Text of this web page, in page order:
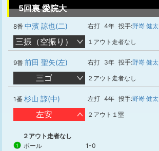
5回裏 愛院大
8番 中濱 諒也(二) 右打 4年 投手:野嵜 健太
三振（空振り） １アウト走者なし
9番 前田 聖矢(左) 右打 3年 投手:野嵜 健太
三ゴ ２アウト走者なし
1番 杉山 諒(中) 左打 4年 投手:野嵜 健太
左安 ２アウト１塁
２アウト走者なし
1 ボール 1-0